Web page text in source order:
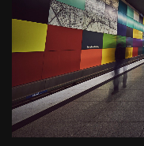
U-Bahn
Kamera: X-T3 |